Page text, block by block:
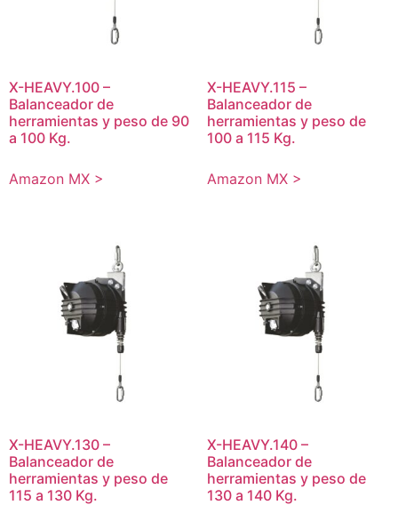
X-HEAVY.100 –
Balanceador de
herramientas y peso de 90
a 100 Kg.
Amazon MX >
X-HEAVY.115 –
Balanceador de
herramientas y peso de
100 a 115 Kg.
Amazon MX >
X-HEAVY.130 –
Balanceador de
herramientas y peso de
115 a 130 Kg.
X-HEAVY.140 –
Balanceador de
herramientas y peso de
130 a 140 Kg.